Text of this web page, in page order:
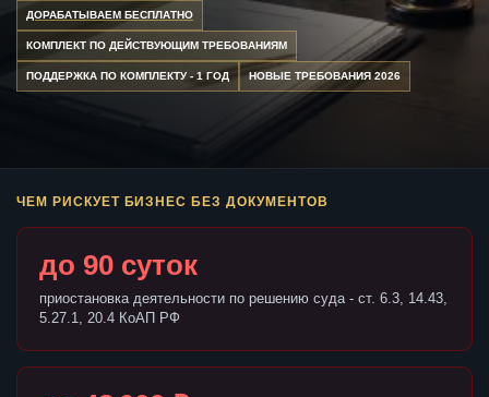
ДОРАБАТЫВАЕМ БЕСПЛАТНО
КОМПЛЕКТ ПО ДЕЙСТВУЮЩИМ ТРЕБОВАНИЯМ
ПОДДЕРЖКА ПО КОМПЛЕКТУ - 1 ГОД НОВЫЕ ТРЕБОВАНИЯ 2026
ЧЕМ РИСКУЕТ БИЗНЕС БЕЗ ДОКУМЕНТОВ
до 90 суток
приостановка деятельности по решению суда - ст. 6.3, 14.43,
5.27.1, 20.4 КоАП РФ